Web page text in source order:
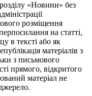
«Новини» без
розміщення
на статті,
в тексті або як
матеріалів з
з письмового
прямого, відкритого
матеріал не